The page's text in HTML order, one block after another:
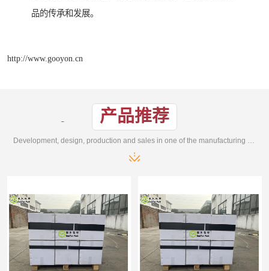
品的传承和发展。
http://www.gooyon.cn
产品推荐